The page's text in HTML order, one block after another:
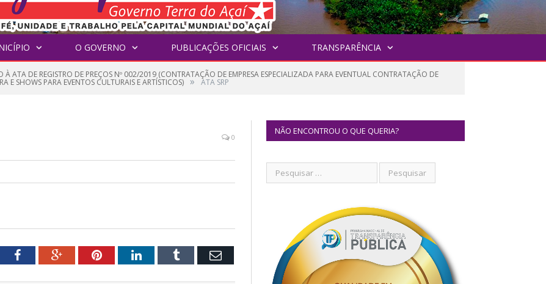
O GOVERNO PUBLICAÇÕES OFICIAIS TRANSPARÊNCIA
À ATA DE REGISTRO DE PREÇOS Nº 002/2019 (CONTRATAÇÃO DE EMPRESA ESPECIALIZADA PARA EVENTUAL CONTRATAÇÃO DE
E SHOWS PARA EVENTOS CULTURAIS E ARTÍSTICOS) » ATA SRP
0
FacebookGoogle+PinterestLinkedInTumblr Email
NÃO ENCONTROU O QUE QUERIA?